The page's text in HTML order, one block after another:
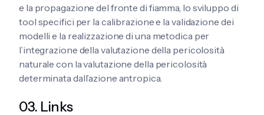
e la propagazione del fronte di fiamma, lo sviluppo di
tool specifici per la calibrazione e la validazione dei
modelli e la realizzazione di una metodica per
l’integrazione della valutazione della pericolosità
naturale con la valutazione della pericolosità
determinata dall’azione antropica.
03. Links